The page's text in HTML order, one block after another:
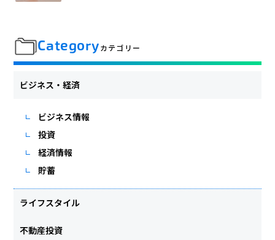
Categoryカテゴリー
ビジネス・経済
ビジネス情報
投資
経済情報
貯蓄
ライフスタイル
不動産投資